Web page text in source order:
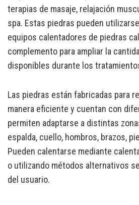
terapias de masaje, relajación
spa. Estas piedras pueden
equipos calentadores de piedras
complemento para ampliar la
disponibles durante los
Las piedras están fabricadas para
manera eficiente y cuentan con
permiten adaptarse a distintas
espalda, cuello, hombros, brazos,
Pueden calentarse mediante
o utilizando métodos alternativos
del usuario.